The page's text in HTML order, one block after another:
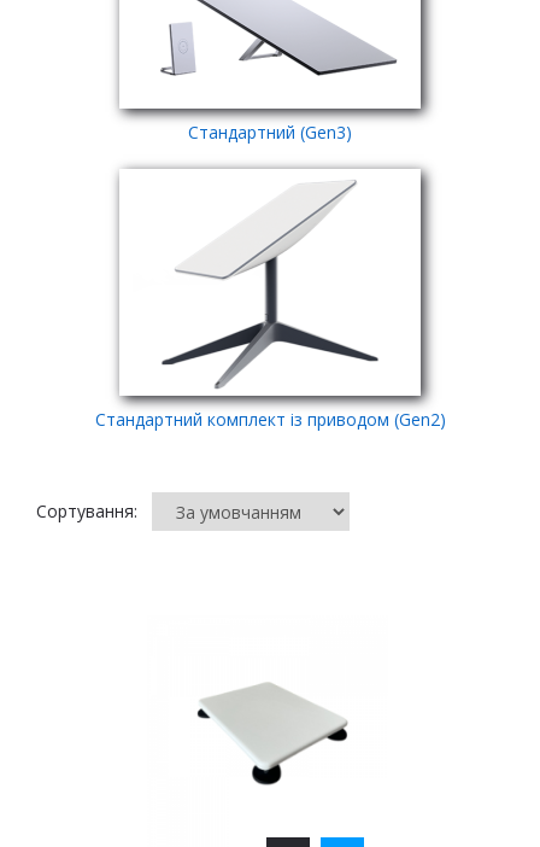
Стандартний (Gen3)
Стандартний комплект із приводом (Gen2)
Сортування: